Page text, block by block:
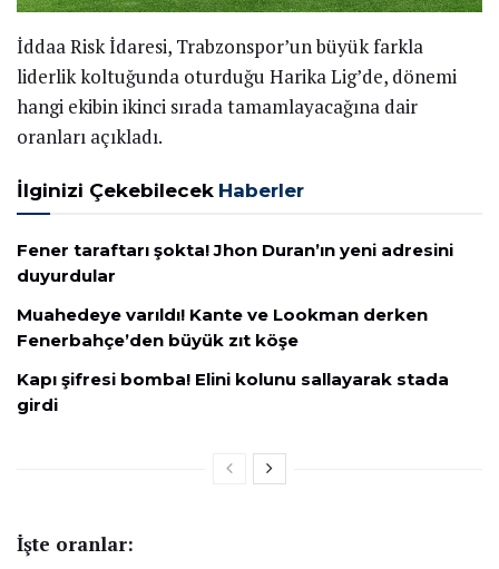
İddaa Risk İdaresi, Trabzonspor’un büyük farkla
liderlik koltuğunda oturduğu Harika Lig’de, dönemi
hangi ekibin ikinci sırada tamamlayacağına dair
oranları açıkladı.
İlginizi Çekebilecek Haberler
Fener taraftarı şokta! Jhon Duran’ın yeni adresini
duyurdular
Muahedeye varıldı! Kante ve Lookman derken
Fenerbahçe’den büyük zıt köşe
Kapı şifresi bomba! Elini kolunu sallayarak stada
girdi
İşte oranlar: